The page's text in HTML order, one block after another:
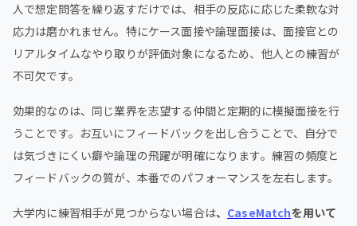
人で想定問答を繰り返すだけでは、相手の反応に応じた柔軟な対
応力は磨かれません。特にケース面接や論理面接は、面接官との
リアルタイムなやり取りが評価対象になるため、他人との練習が
不可欠です。
効果的なのは、同じ業界を志望する仲間と定期的に模擬面接を行
うことです。お互いにフィードバックを出し合うことで、自分で
は気づきにくい癖や論理の飛躍が明確になります。練習の頻度と
フィードバックの質が、本番でのパフォーマンスを左右します。
大学内に練習相手が見つからない場合は、 CaseMatchを用いて